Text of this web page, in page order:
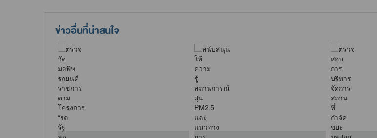
ข่าวอื่นที่น่าสนใจ